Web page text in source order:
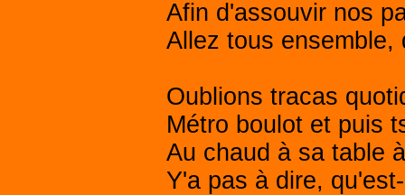
Afin d'assouvir nos
Allez tous ensemble,
Oublions tracas
Métro boulot et puis
Au chaud à sa table
Y'a pas à dire,